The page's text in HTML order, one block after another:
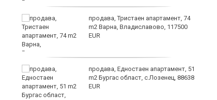
продава, Тристаен апартамент, 74
m2 Варна, Владиславово, 117500
EUR
продава, Едностаен апартамент, 51
m2 Бургас област, с.Лозенец, 88638
EUR